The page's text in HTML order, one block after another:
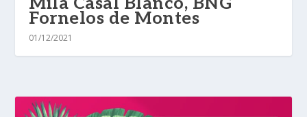
Fornelos de Montes
01/12/2021